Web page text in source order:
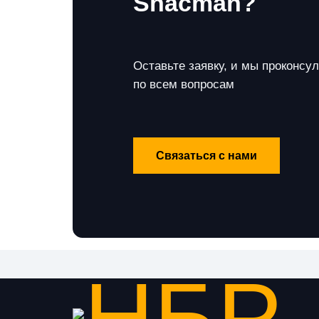
Оставьте заявку, и мы
по всем вопросам
Связаться с нами